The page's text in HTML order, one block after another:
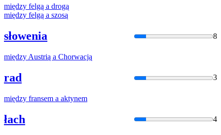
między felgą a drogą
między felgą a szosą
słowenia 8
między Austrią a Chorwacją
rad 3
między fransem a aktynem
łach 4